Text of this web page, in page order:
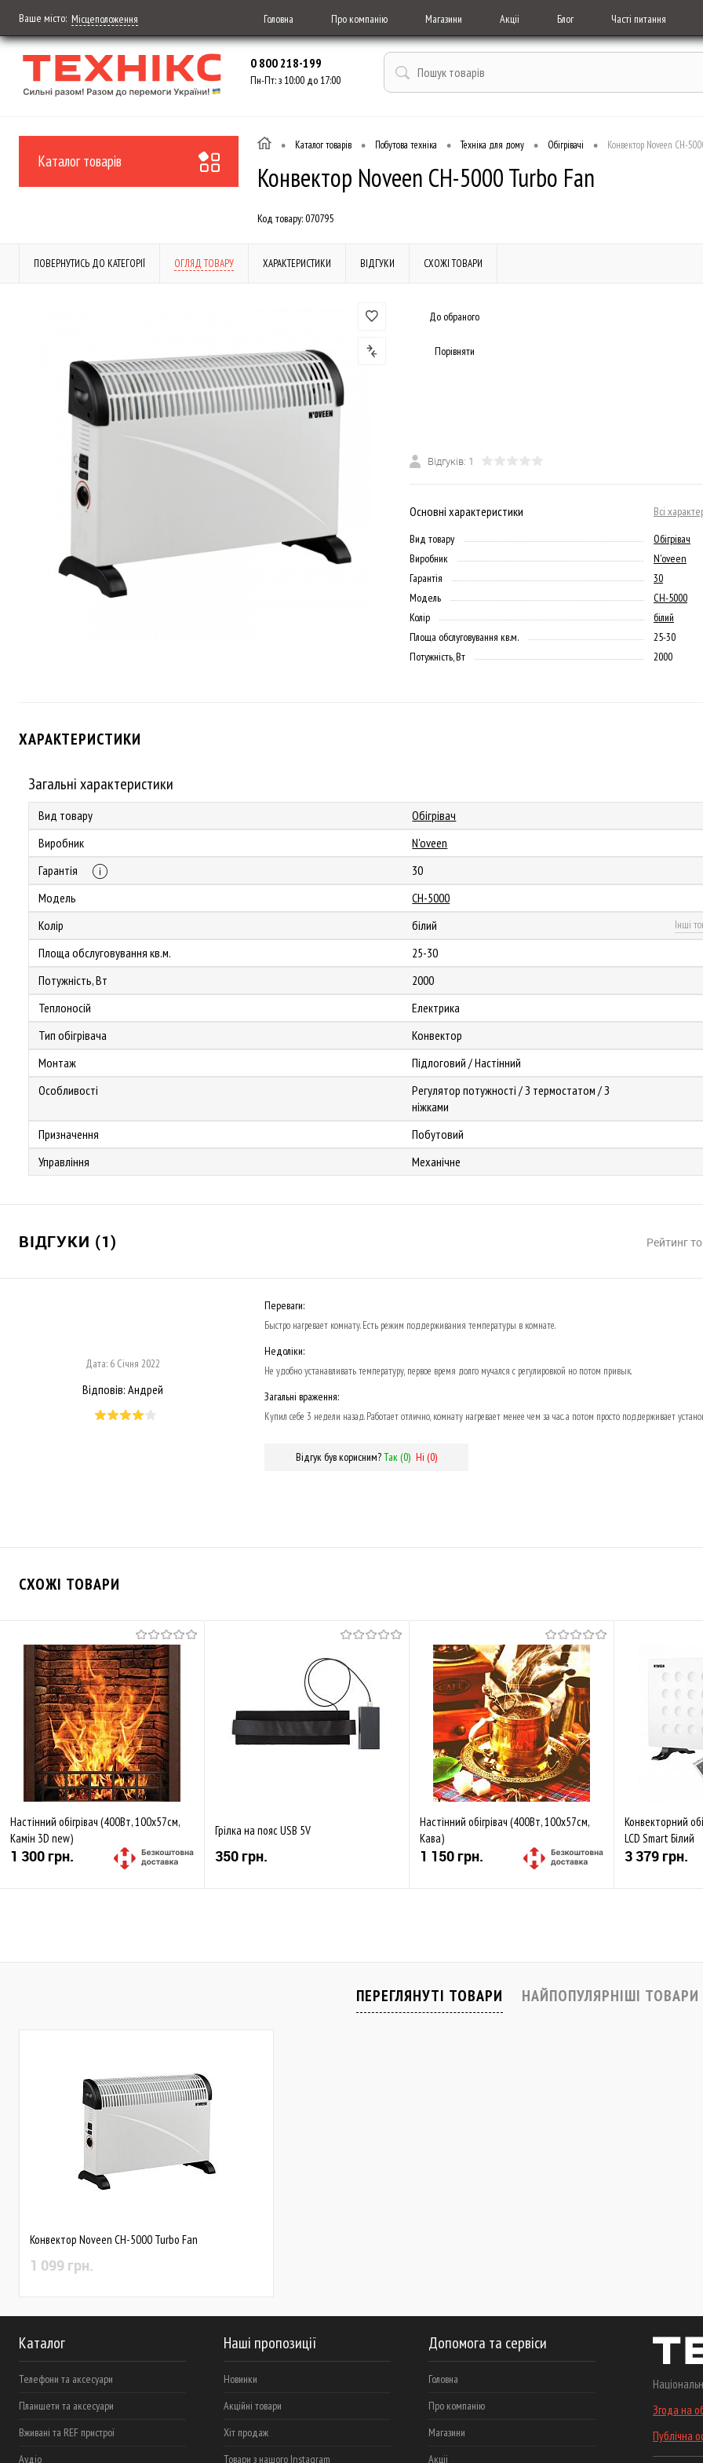
Ваше місто: Місцеположення Головна Про компанію Магазини Акціі Блог Часті питання
0 800 218-199
Пн-Пт: з 10:00 до 17:00
Каталог товарів
• Каталог товарів • Побутова техніка • Техніка для дому • Обігрівачі • Конвектор Noveen CH-
Конвектор Noveen CH-5000 Turbo Fan
Код товару:070795
ПОВЕРНУТИСЬ ДО КАТЕГОРІЇ ОГЛЯД ТОВАРУ ХАРАКТЕРИСТИКИ ВІДГУКИ СХОЖІ ТОВАРИ
До обраного
Порівняти
Відгуків: 1
Основні характеристики
Всі
Вид товару
Обігрівач
Виробник
N'oveen
Гарантія
30
Модель
CH-5000
Колір
білий
Площа обслуговування кв.м.
25-30
Потужність, Вт
2000
ХАРАКТЕРИСТИКИ
Загальні характеристики
Вид товару
Обігрівач
Виробник
N'oveen
Гарантія
30
Модель
CH-5000
Колір
білий Інші
Площа обслуговування кв.м.
25-30
Потужність, Вт
2000
Теплоносій
Електрика
Тип обігрівача
Конвектор
Монтаж
Підлоговий / Настінний
Особливості
Регулятор потужності / З термостатом / З
ніжками
Призначення
Побутовий
Управління
Механічне
ВІДГУКИ (1) Рейтинг
Дата: 6 Січня 2022
Відповів: Андрей
Переваги:
Быстро нагревает комнату. Есть режим поддерживания температуры в комнате.
Недоліки:
Не удобно устанавливать температуру, первое время долго мучался с регулировкой но потом привык.
Загальні враження:
Купил себе 3 недели назад. Работает отлично, комнату нагревает менее чем за час. а потом просто поддерживает
Відгук був корисним?Так (0) Ні (0)
СХОЖІ ТОВАРИ
Настінний обігрівач (400Вт, 100х57см,
Камін 3D new)
1 300 грн.
Грілка на пояс USB 5V
350 грн.
Настінний обігрівач (400Вт, 100х57см,
Кава)
1 150 грн.
Конвекторний
LCD Smart Білий
3 379 грн.
ПЕРЕГЛЯНУТІ ТОВАРИ НАЙПОПУЛЯРНІШІ ТОВАРИ
Конвектор Noveen CH-5000 Turbo Fan
1 099 грн.
Каталог
Телефони та аксесуари
Планшети та аксесуари
Вживані та REF пристрої
Аудіо
Наші пропозиції
Новинки
Акційні товари
Хіт продаж
Товари з нашого Instagram
Допомога та сервіси
Головна
Про компанію
Магазини
Акціі
Згода на
Публічна